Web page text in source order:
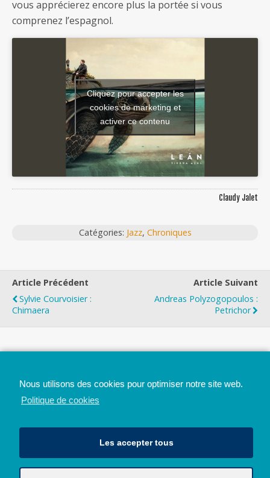
vous apprécierez encore plus la portée si vous
comprenez l’espagnol.
Cliquez pour accepter les
cookies de marketing et
activer ce contenu
Claudy Jalet
Catégories: Jazz, Chroniques
Article Précédent
Sylvie Courvoisier :
Chimaera
Article Suivant
Andreas Polyzogopoulos :
Petrichor
Nous utilisons des cookies pour optimiser notre site web.
Politique de cookies
Les accepter tous